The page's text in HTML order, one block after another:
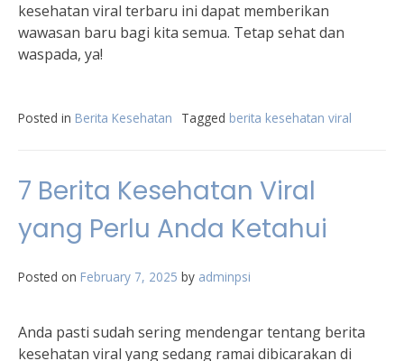
kesehatan viral terbaru ini dapat memberikan
wawasan baru bagi kita semua. Tetap sehat dan
waspada, ya!
Posted in Berita Kesehatan Tagged berita kesehatan viral
7 Berita Kesehatan Viral
yang Perlu Anda Ketahui
Posted on February 7, 2025 by adminpsi
Anda pasti sudah sering mendengar tentang berita
kesehatan viral yang sedang ramai dibicarakan di